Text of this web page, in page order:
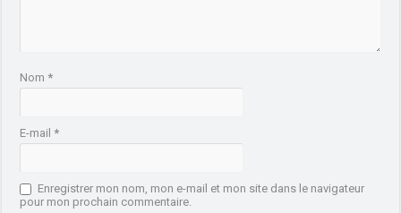
Nom*
E-mail*
Enregistrer mon nom, mon e-mail et mon site dans le navigateur
pour mon prochain commentaire.